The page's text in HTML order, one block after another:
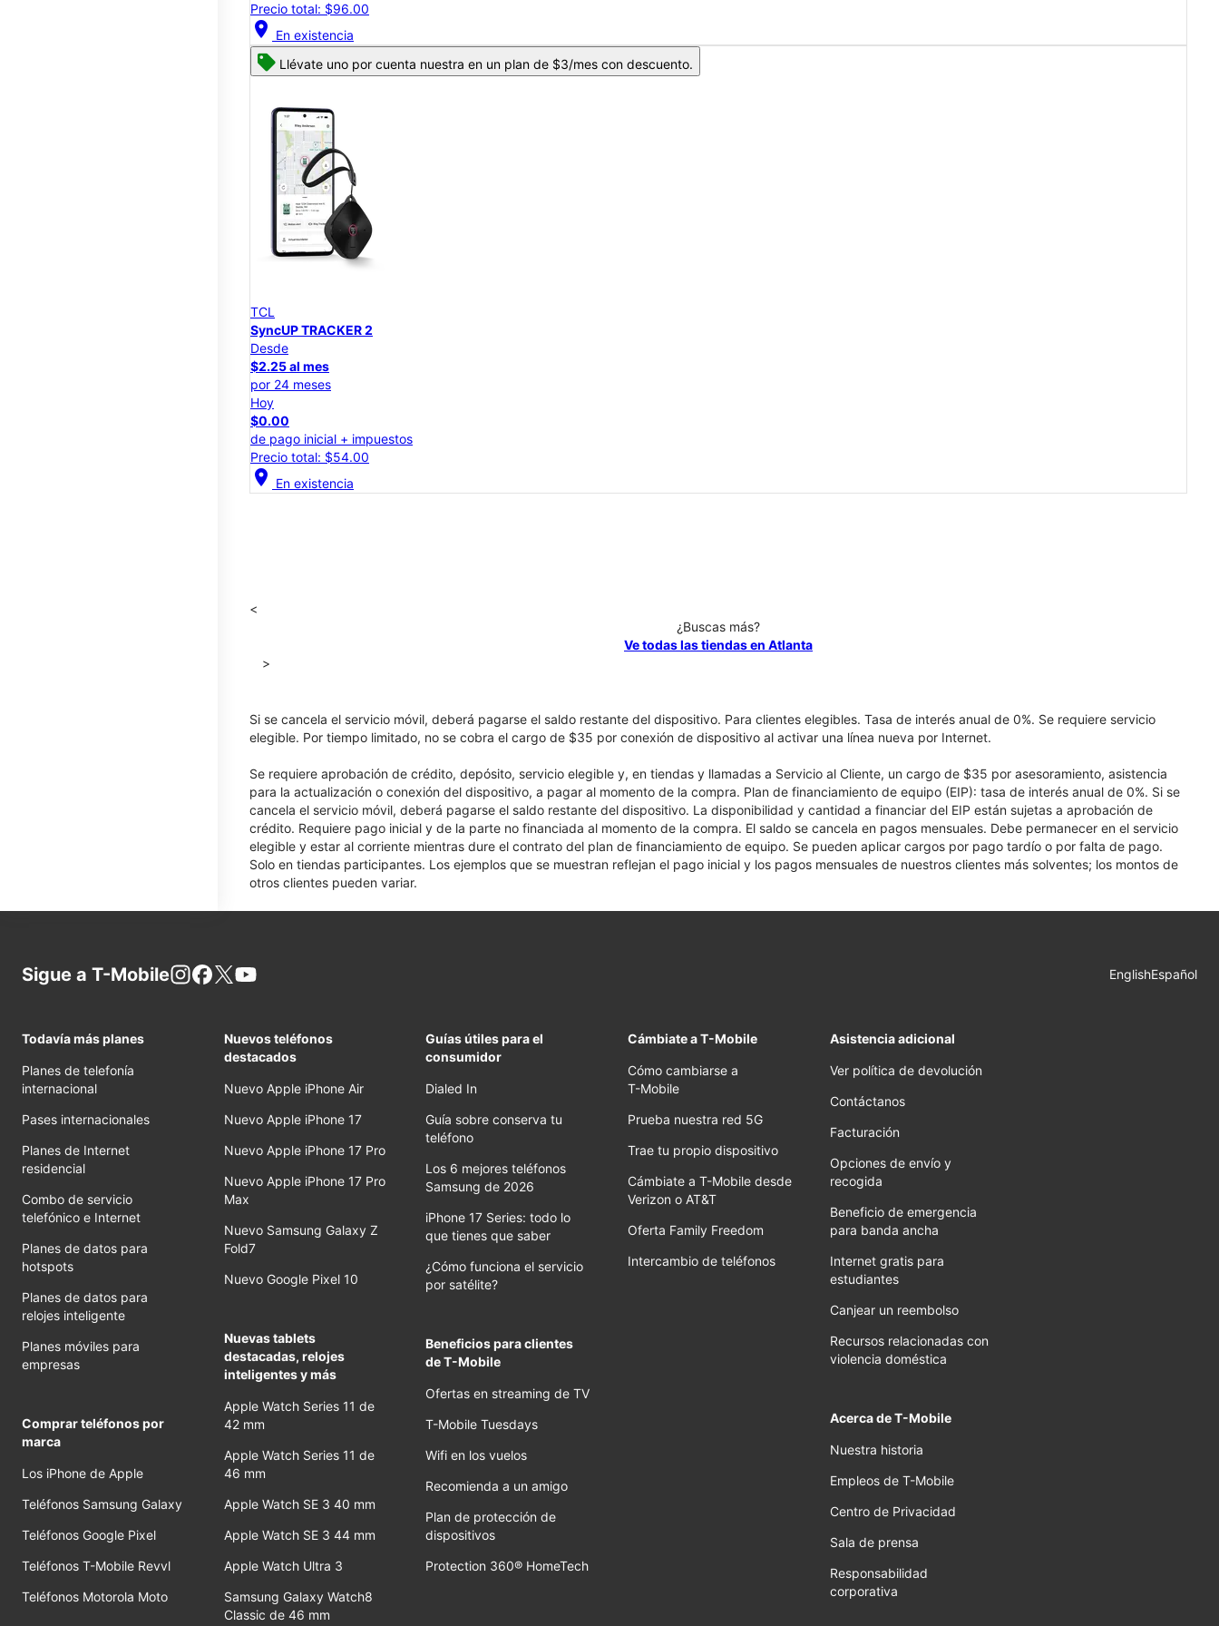
Precio total: $96.00
location_on En existencia
Llévate uno por cuenta nuestra en un plan de $3/mes con descuento.
TCL
SyncUP TRACKER 2
Desde
$2.25 al mes
por 24 meses
Hoy
$0.00
de pago inicial + impuestos
Precio total: $54.00
location_on En existencia
<
¿Buscas más?
Ve todas las tiendas en Atlanta
>
Si se cancela el servicio móvil, deberá pagarse el saldo restante del dispositivo. Para clientes elegibles. Tasa de interés anual de 0%. Se requiere servicio
elegible. Por tiempo limitado, no se cobra el cargo de $35 por conexión de dispositivo al activar una línea nueva por Internet.
Se requiere aprobación de crédito, depósito, servicio elegible y, en tiendas y llamadas a Servicio al Cliente, un cargo de $35 por asesoramiento, asistencia
para la actualización o conexión del dispositivo, a pagar al momento de la compra. Plan de financiamiento de equipo (EIP): tasa de interés anual de 0%. Si se
cancela el servicio móvil, deberá pagarse el saldo restante del dispositivo. La disponibilidad y cantidad a financiar del EIP están sujetas a aprobación de
crédito. Requiere pago inicial y de la parte no financiada al momento de la compra. El saldo se cancela en pagos mensuales. Debe permanecer en el servicio
elegible y estar al corriente mientras dure el contrato del plan de financiamiento de equipo. Se pueden aplicar cargos por pago tardío o por falta de pago.
Solo en tiendas participantes. Los ejemplos que se muestran reflejan el pago inicial y los pagos mensuales de nuestros clientes más solventes; los montos de
otros clientes pueden variar.